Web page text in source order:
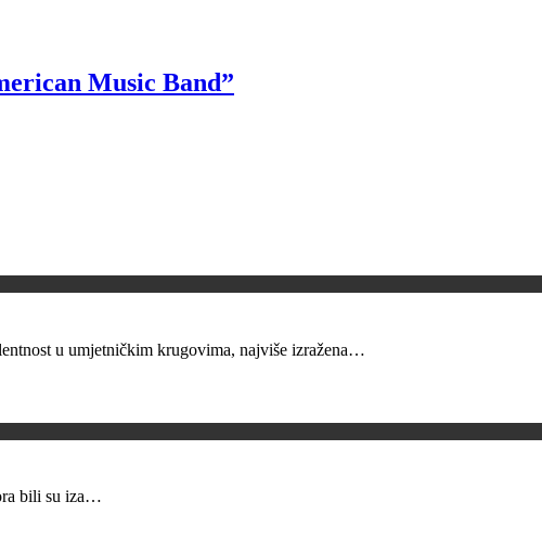
Music Band”
u umjetničkim krugovima, najviše izražena…
bili su iza…